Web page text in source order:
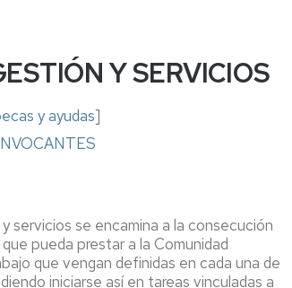
Y SERVICIOS
y ayudas]
servicios se encamina a la consecución
pueda prestar a la Comunidad
que vengan definidas en cada una de
iniciarse así en tareas vinculadas a